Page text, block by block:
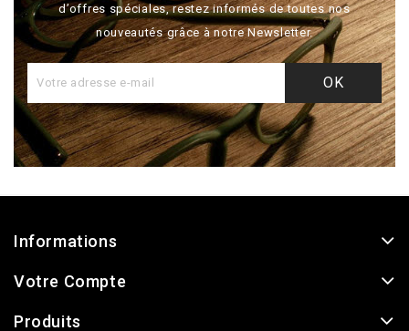
d’offres spéciales, restez informés de toutes nos
nouveautés grâce à notre Newsletter.
Informations
Votre Compte
Produits